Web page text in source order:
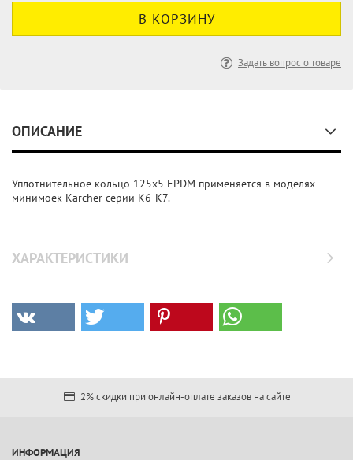
Задать вопрос о товаре
ОПИСАНИЕ
Уплотнительное кольцо 125x5 EPDM применяется в моделях
минимоек Karcher серии K6-K7.
ХАРАКТЕРИСТИКИ
2% скидки при онлайн-оплате заказов на сайте
ИНФОРМАЦИЯ